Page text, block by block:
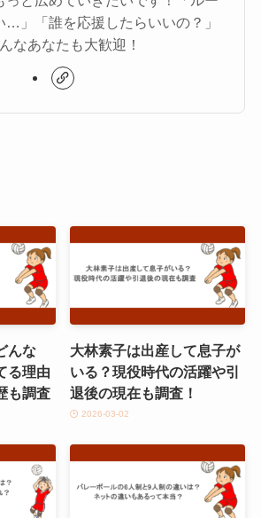
…」「誰を応援したらいいの？」
なあなたも大歓迎！
んな
る理由
も調査
大林素子は出産して息子が
いる？現役時代の活躍や引
退後の現在も調査！
2026-03-02